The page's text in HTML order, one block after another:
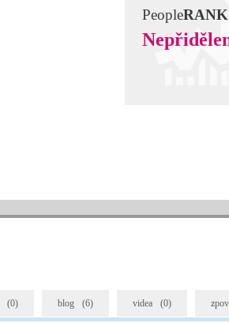
PeopleRANK
(0) blog (6) videa (0)